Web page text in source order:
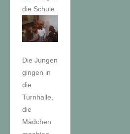
die Schule.
Die Jungen
gingen in
die
Turnhalle,
die
Mädchen